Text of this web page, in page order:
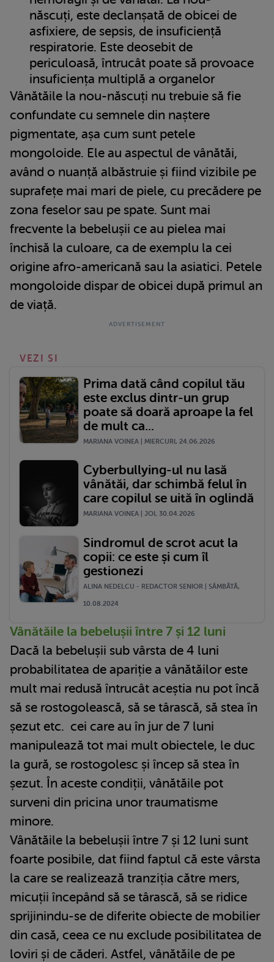
născuți, este declanșată de obicei de
asfixiere, de sepsis, de insuficiență
respiratorie. Este deosebit de
periculoasă, întrucât poate să provoace
insuficiența multiplă a organelor
Vânătăile la nou-născuți nu trebuie să fie
confundate cu semnele din naștere
pigmentate, așa cum sunt petele
mongoloide. Ele au aspectul de vânătăi,
având o nuanță albăstruie și fiind vizibile pe
suprafețe mai mari de piele, cu precădere pe
zona feselor sau pe spate. Sunt mai
frecvente la bebelușii ce au pielea mai
închisă la culoare, ca de exemplu la cei
origine afro-americană sau la asiatici. Petele
mongoloide dispar de obicei după primul an
de viață.
VEZI SI
Prima dată când copilul tău
este exclus dintr-un grup
poate să doară aproape la fel
de mult ca...
MARIANA VOINEA | MIERCURI, 24.06.2026
Cyberbullying-ul nu lasă
vânătăi, dar schimbă felul în
care copilul se uită în oglindă
MARIANA VOINEA | JOI, 30.04.2026
Sindromul de scrot acut la
copii: ce este și cum îl
gestionezi
ALINA NEDELCU - REDACTOR SENIOR | SÂMBĂTĂ,
10.08.2024
Vânătăile la bebelușii între 7 și 12 luni
Dacă la bebelușii sub vârsta de 4 luni
probabilitatea de apariție a vânătăilor este
mult mai redusă întrucât aceștia nu pot încă
să se rostogolească, să se târască, să stea în
șezut etc. cei care au în jur de 7 luni
manipulează tot mai mult obiectele, le duc
la gură, se rostogolesc și încep să stea în
șezut. În aceste condiții, vânătăile pot
surveni din pricina unor traumatisme
minore.
Vânătăile la bebelușii între 7 și 12 luni sunt
foarte posibile, dat fiind faptul că este vârsta
la care se realizează tranziția către mers,
micuții începând să se târască, să se ridice
sprijinindu-se de diferite obiecte de mobilier
din casă, ceea ce nu exclude posibilitatea de
loviri și de căderi. Astfel, vânătăile de pe